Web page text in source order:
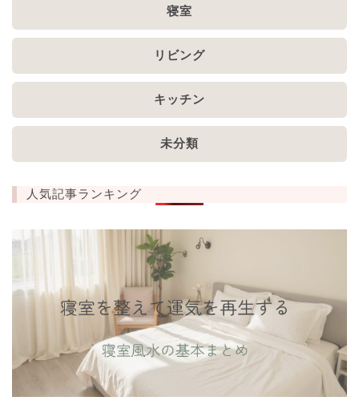
寝室
リビング
キッチン
未分類
人気記事ランキング